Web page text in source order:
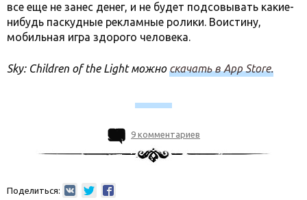
все еще не занес денег, и не будет подсовывать какие-
нибудь паскудные рекламные ролики. Воистину,
мобильная игра здорого человека.
Sky: Children of the Light можноскачать в App Store.
9 комментариев
Поделиться: